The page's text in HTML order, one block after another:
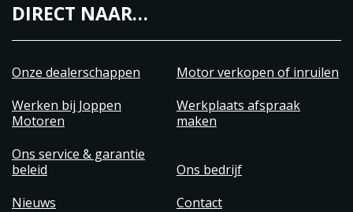
DIRECT NAAR…
Onze dealerschappen
Motor verkopen of inruilen
Werken bij Joppen
Motoren
Werkplaats afspraak
maken
Ons service & garantie
beleid
Ons bedrijf
Nieuws
Contact